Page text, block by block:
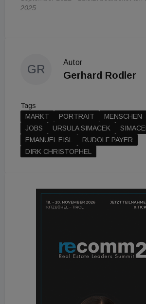
2025
GR
Autor
Gerhard Rodler
Tags
MARKT
PORTRAIT MENSCHEN
JOBS
URSULA SIMACEK
EMANUEL EISL
RUDOLF PAYER
DIRK CHRISTOPHEL